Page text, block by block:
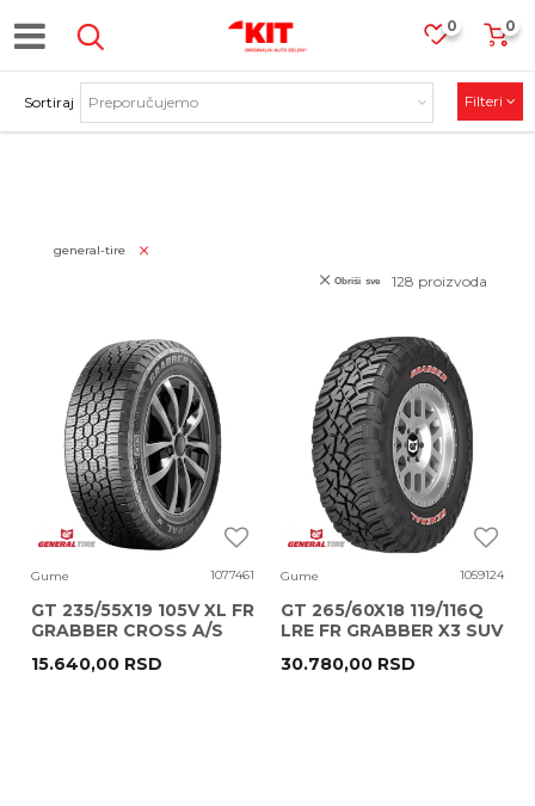
0
0
GUME
Sortiraj Filteri
general-tire
128 proizvoda
Obriši sve
Gume 1077461
GT 235/55X19 105V XL FR
GRABBER CROSS A/S
15.640,00 RSD
Gume 1059124
GT 265/60X18 119/116Q
LRE FR GRABBER X3 SUV
30.780,00 RSD